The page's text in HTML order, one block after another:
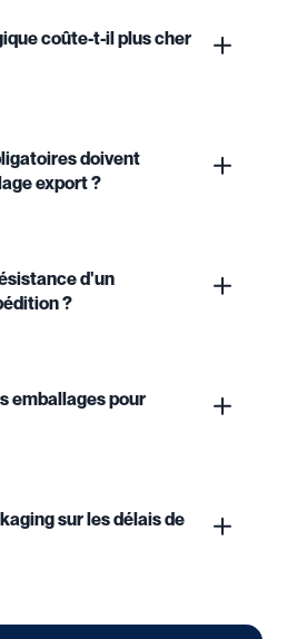
coûte-t-il plus cher
doivent
export ?
d'un
?
emballages pour
sur les délais de